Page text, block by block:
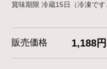
賞味期限 冷蔵15日（冷凍です
販売価格 1,188円